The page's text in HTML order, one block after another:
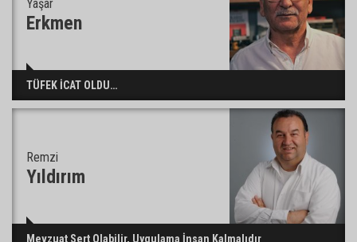
AOSB’den ihracata stratejik destek
Yaşar
Erkmen
TÜFEK İCAT OLDU…
Remzi
Yıldırım
Mevzuat Sert Olabilir, Uygulama İnsan Kalmalıdır